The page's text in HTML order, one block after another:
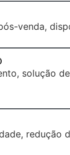
venda,
solução
redução